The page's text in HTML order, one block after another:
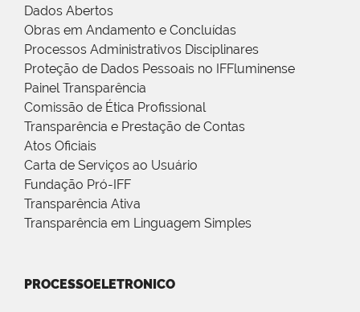
Dados Abertos
Obras em Andamento e Concluídas
Processos Administrativos Disciplinares
Proteção de Dados Pessoais no IFFluminense
Painel Transparência
Comissão de Ética Profissional
Transparência e Prestação de Contas
Atos Oficiais
Carta de Serviços ao Usuário
Fundação Pró-IFF
Transparência Ativa
Transparência em Linguagem Simples
PROCESSOELETRONICO